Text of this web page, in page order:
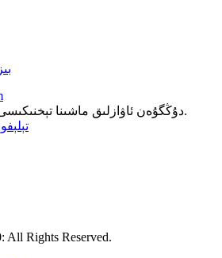
دۇڭگۇەن ئاۋازلىق ماشىنا تېخنىكىسى چەكلىك شىركىتى.
تېلېفون: 0769-
All Rights Reserved.